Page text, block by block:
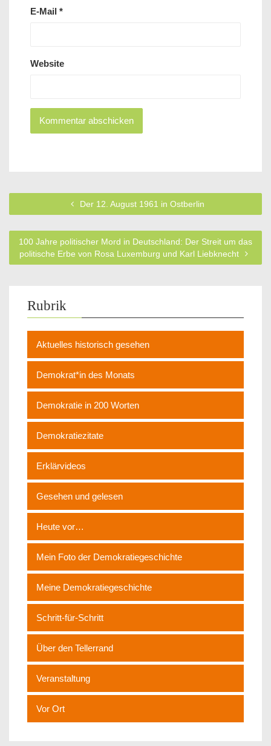
E-Mail *
Website
Der 12. August 1961 in Ostberlin
100 Jahre politischer Mord in Deutschland: Der Streit um das
politische Erbe von Rosa Luxemburg und Karl Liebknecht
Rubrik
Aktuelles historisch gesehen
Demokrat*in des Monats
Demokratie in 200 Worten
Demokratiezitate
Erklärvideos
Gesehen und gelesen
Heute vor…
Mein Foto der Demokratiegeschichte
Meine Demokratiegeschichte
Schritt-für-Schritt
Über den Tellerrand
Veranstaltung
Vor Ort